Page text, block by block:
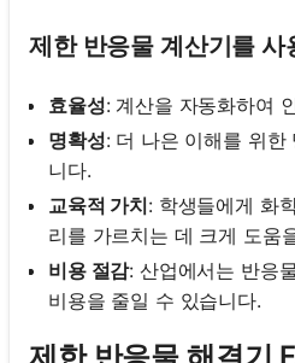
제한 반응물 계산기를 사
효율성: 계산을 자동화하여
명확성: 더 나은 이해를 위한
니다.
교육적 가치: 학생들에게 화
리를 가르치는 데 크게 도움
비용 절감: 산업에서는 반응
비용을 줄일 수 있습니다.